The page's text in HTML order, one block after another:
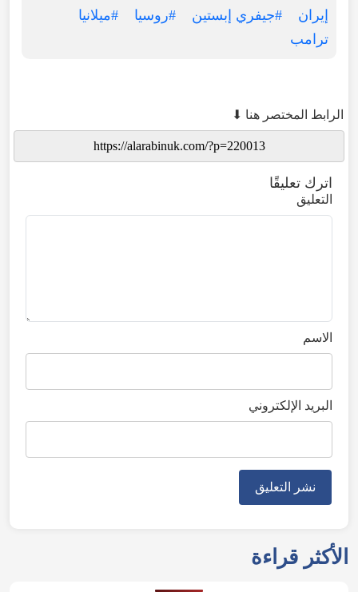
إيران
#جيفري إبستين #روسيا
#ميلانيا
ترامب
الرابط المختصر هنا ⬇
اترك تعليقًا
التعليق
الاسم
البريد الإلكتروني